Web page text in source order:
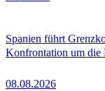
Spanien führt
Konfrontation um die
08.08.2026